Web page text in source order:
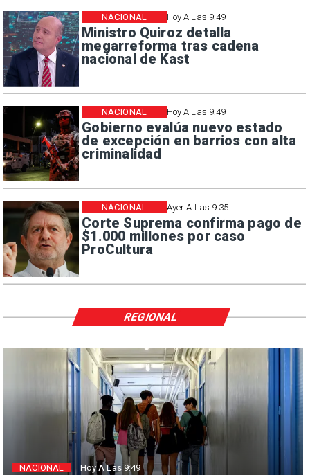
Hoy A Las 9:49
Ministro Quiroz detalla
megarreforma tras cadena
nacional de Kast
NACIONAL
Hoy A Las 9:49
Gobierno evalúa nuevo estado
de excepción en barrios con alta
criminalidad
NACIONAL
Ayer A Las 9:35
Corte Suprema confirma pago de
$1.000 millones por caso
ProCultura
NACIONAL
NACIONAL Hoy A Las 9:49
REGIONAL